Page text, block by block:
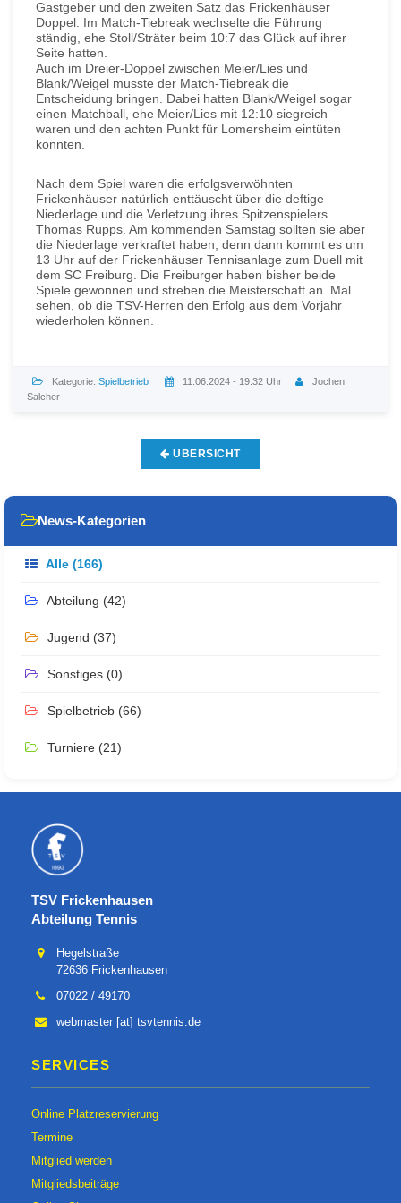
Gastgeber und den zweiten Satz das Frickenhäuser
Doppel. Im Match-Tiebreak wechselte die Führung
ständig, ehe Stoll/Sträter beim 10:7 das Glück auf ihrer
Seite hatten.
Auch im Dreier-Doppel zwischen Meier/Lies und
Blank/Weigel musste der Match-Tiebreak die
Entscheidung bringen. Dabei hatten Blank/Weigel sogar
einen Matchball, ehe Meier/Lies mit 12:10 siegreich
waren und den achten Punkt für Lomersheim eintüten
konnten.
Nach dem Spiel waren die erfolgsverwöhnten
Frickenhäuser natürlich enttäuscht über die deftige
Niederlage und die Verletzung ihres Spitzenspielers
Thomas Rupps. Am kommenden Samstag sollten sie aber
die Niederlage verkraftet haben, denn dann kommt es um
13 Uhr auf der Frickenhäuser Tennisanlage zum Duell mit
dem SC Freiburg. Die Freiburger haben bisher beide
Spiele gewonnen und streben die Meisterschaft an. Mal
sehen, ob die TSV-Herren den Erfolg aus dem Vorjahr
wiederholen können.
Kategorie: Spielbetrieb 11.06.2024 - 19:32 Uhr
Jochen
Salcher
ÜBERSICHT
News-Kategorien
Alle (166)
Abteilung (42)
Jugend (37)
Sonstiges (0)
Spielbetrieb (66)
Turniere (21)
TSV Frickenhausen
Abteilung Tennis
Hegelstraße
72636 Frickenhausen
07022 / 49170
webmaster [at] tsvtennis.de
SERVICES
Online Platzreservierung
Termine
Mitglied werden
Mitgliedsbeiträge